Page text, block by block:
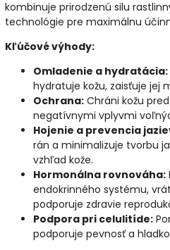
kombinuje prirodzenú silu
technológie pre maximálnu
Kľúčové výhody:
Omladenie a hydratácia:
hydratuje kožu, zaisťuje jej
Ochrana: Chráni kožu
negatívnymi vplyvmi
Hojenie a prevencia
rán a minimalizuje tvorbu
vzhľad kože.
Hormonálna rovnováha:
endokrinného systému,
podporuje zdravie
Podpora pri celulitíde:
podporuje pevnosť a